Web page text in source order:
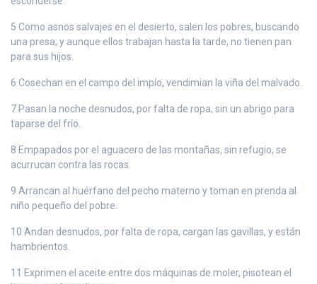
5 Como asnos salvajes en el desierto, salen los pobres, buscando
una presa; y aunque ellos trabajan hasta la tarde, no tienen pan
para sus hijos.
6 Cosechan en el campo del impío, vendimian la viña del malvado.
7 Pasan la noche desnudos, por falta de ropa, sin un abrigo para
taparse del frío.
8 Empapados por el aguacero de las montañas, sin refugio, se
acurrucan contra las rocas.
9 Arrancan al huérfano del pecho materno y toman en prenda al
niño pequeño del pobre.
10 Andan desnudos, por falta de ropa, cargan las gavillas, y están
hambrientos.
11 Exprimen el aceite entre dos máquinas de moler, pisotean el